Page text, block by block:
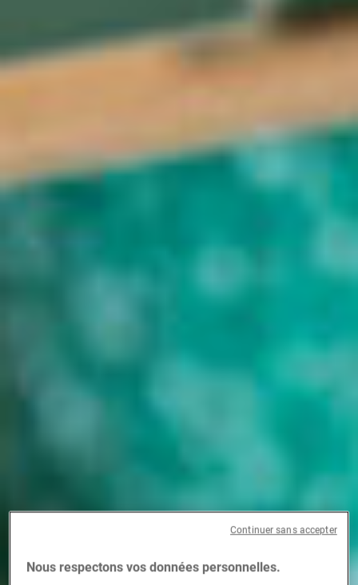
Gérants de fortune indépendants
Contacts
Nous respectons vos données personnelles.
Continuer sans accepter